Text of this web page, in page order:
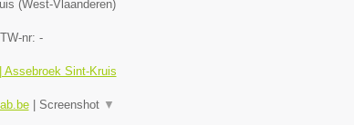
(West-Vlaanderen)
nr: -
Assebroek Sint-Kruis
| Screenshot ▼